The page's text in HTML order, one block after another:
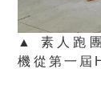
▲ 素人跑
機從第一屆